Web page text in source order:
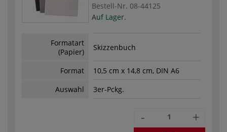
Bestell-Nr. 08-44125
Auf Lager.
Formatart
(Papier)
Skizzenbuch
Format
10,5 cm x 14,8 cm, DIN A6
Auswahl
3er-Pckg.
- +